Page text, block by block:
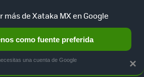
Twitter
×
más de Xataka MX en Google
como fuente preferida
una cuenta de Google